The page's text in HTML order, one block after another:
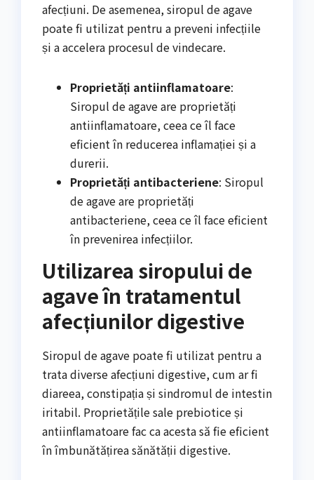
afecțiuni. De asemenea, siropul de agave
poate fi utilizat pentru a preveni infecțiile
și a accelera procesul de vindecare.
Proprietăți antiinflamatoare:
Siropul de agave are proprietăți
antiinflamatoare, ceea ce îl face
eficient în reducerea inflamației și a
durerii.
Proprietăți antibacteriene: Siropul
de agave are proprietăți
antibacteriene, ceea ce îl face eficient
în prevenirea infecțiilor.
Utilizarea siropului de
agave în tratamentul
afecțiunilor digestive
Siropul de agave poate fi utilizat pentru a
trata diverse afecțiuni digestive, cum ar fi
diareea, constipația și sindromul de intestin
iritabil. Proprietățile sale prebiotice și
antiinflamatoare fac ca acesta să fie eficient
în îmbunătățirea sănătății digestive.